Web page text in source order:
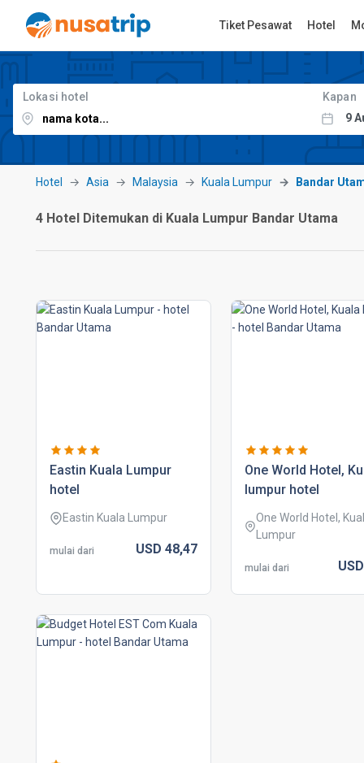
Tiket Pesawat Hotel
Lokasi hotel Kapan
Hotel Asia Malaysia Kuala Lumpur Bandar
4 Hotel Ditemukan di Kuala Lumpur Bandar Utama
eastin kuala lumpur
hotel
Eastin Kuala Lumpur
mulai dari USD 48,47
one world hotel,
lumpur hotel
One World Hotel,
Lumpur
mulai dari